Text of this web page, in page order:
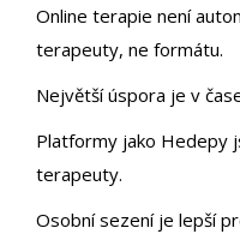
Online terapie není
terapeuty, ne formátu.
Největší úspora je v
Platformy jako Hedepy
terapeuty.
Osobní sezení je lepší